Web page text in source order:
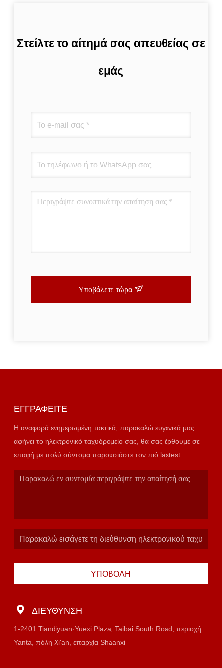
Στείλτε το αίτημά σας απευθείας σε
εμάς
Υποβάλετε τώρα
ΕΓΓΡΑΦΕΊΤΕ
Η αναφορά ενημερωμένη τακτικά, παρακαλώ ευγενικά μας
αφήνει το ηλεκτρονικό ταχυδρομείο σας, θα σας έρθουμε σε
επαφή με πολύ σύντομα παρουσιάστε τον πιό lastest
κατάλογο.
ΥΠΟΒΟΛΉ
ΔΙΕΎΘΥΝΣΗ
1-2401 Tiandiyuan·Yuexi Plaza, Taibai South Road, περιοχή
Yanta, πόλη Xi'an, επαρχία Shaanxi